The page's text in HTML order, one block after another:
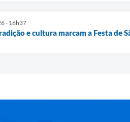
- 16h37
e cultura marcam a Festa de